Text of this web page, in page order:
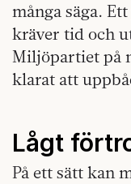
många säga.
kräver tid och
Miljöpartiet på
klarat att
Lågt
På ett sätt kan